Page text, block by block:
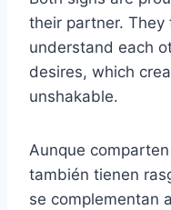
their partner.
understand each
desires, which
unshakable.
Aunque
también tienen
se complementan